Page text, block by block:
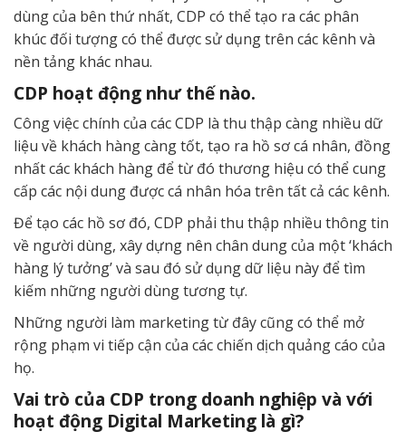
dùng của bên thứ nhất, CDP có thể tạo ra các phân
khúc đối tượng có thể được sử dụng trên các kênh và
nền tảng khác nhau.
CDP hoạt động như thế nào.
Công việc chính của các CDP là thu thập càng nhiều dữ
liệu về khách hàng càng tốt, tạo ra hồ sơ cá nhân, đồng
nhất các khách hàng để từ đó thương hiệu có thể cung
cấp các nội dung được cá nhân hóa trên tất cả các kênh.
Để tạo các hồ sơ đó, CDP phải thu thập nhiều thông tin
về người dùng, xây dựng nên chân dung của một ‘khách
hàng lý tưởng’ và sau đó sử dụng dữ liệu này để tìm
kiếm những người dùng tương tự.
Những người làm marketing từ đây cũng có thể mở
rộng phạm vi tiếp cận của các chiến dịch quảng cáo của
họ.
Vai trò của CDP trong doanh nghiệp và với
hoạt động Digital Marketing là gì?